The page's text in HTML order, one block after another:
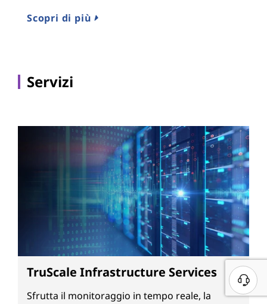
Scopri di più
Servizi
TruScale Infrastructure Services
Sfrutta il monitoraggio in tempo reale, la